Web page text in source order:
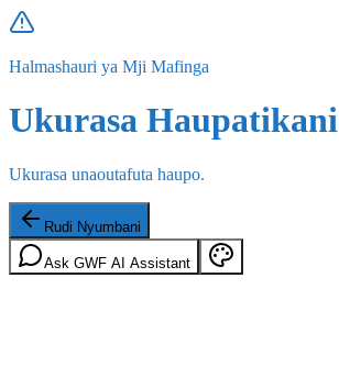
Halmashauri ya Mji Mafinga
Ukurasa Haupatikani
Ukurasa unaoutafuta haupo.
Rudi Nyumbani
Ask GWF AI Assistant